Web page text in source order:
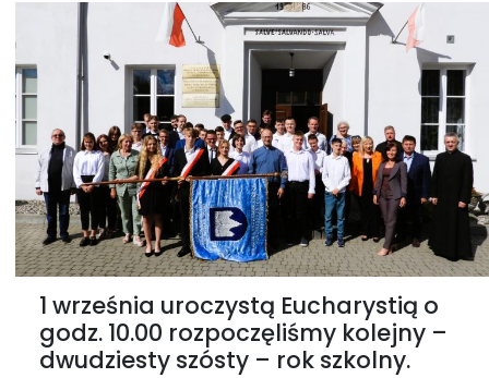
1 września uroczystą Eucharystią o
godz. 10.00 rozpoczęliśmy kolejny –
dwudziesty szósty – rok szkolny.